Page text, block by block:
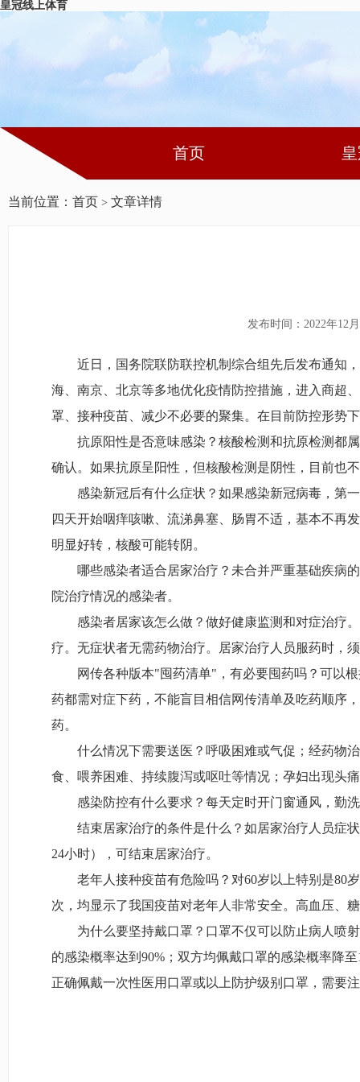
皇冠线上体育
首页
当前位置： 首页 > 文章详情
发布时间：2022年12
近日，国务院联防联控机制综合组先后发布通知
海、南京、北京等多地优化疫情防控措施，进入商超
罩、接种疫苗、减少不必要的聚集。在目前防控形势
抗原阳性是否意味感染？核酸检测和抗原检测都
确认。如果抗原呈阳性，但核酸检测是阴性，目前也
感染新冠后有什么症状？如果感染新冠病毒，第
四天开始咽痒咳嗽、流涕鼻塞、肠胃不适，基本不再
明显好转，核酸可能转阴。
哪些感染者适合居家治疗？未合并严重基础疾病
院治疗情况的感染者。
感染者居家该怎么做？做好健康监测和对症治疗
疗。无症状者无需药物治疗。居家治疗人员服药时，
网传各种版本"囤药清单"，有必要囤药吗？可以
药都需对症下药，不能盲目相信网传清单及吃药顺序
药。
什么情况下需要送医？呼吸困难或气促；经药物
食、喂养困难、持续腹泻或呕吐等情况；孕妇出现头
感染防控有什么要求？每天定时开门窗通风，勤
结束居家治疗的条件是什么？如居家治疗人员症
24小时），可结束居家治疗。
老年人接种疫苗有危险吗？对60岁以上特别是80
次，均显示了我国疫苗对老年人非常安全。高血压、
为什么要坚持戴口罩？口罩不仅可以防止病人喷
的感染概率达到90%；双方均佩戴口罩的感染概率降
正确佩戴一次性医用口罩或以上防护级别口罩，需要